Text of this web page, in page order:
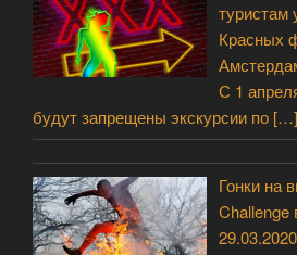
туристам
Красных
С 1
будут запрещены экскурсии по […]
Гонки на